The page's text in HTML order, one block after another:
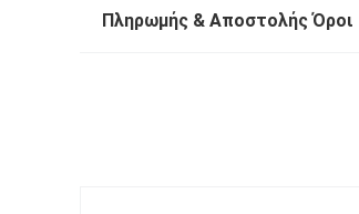
Πληρωμής & Αποστολής Όροι